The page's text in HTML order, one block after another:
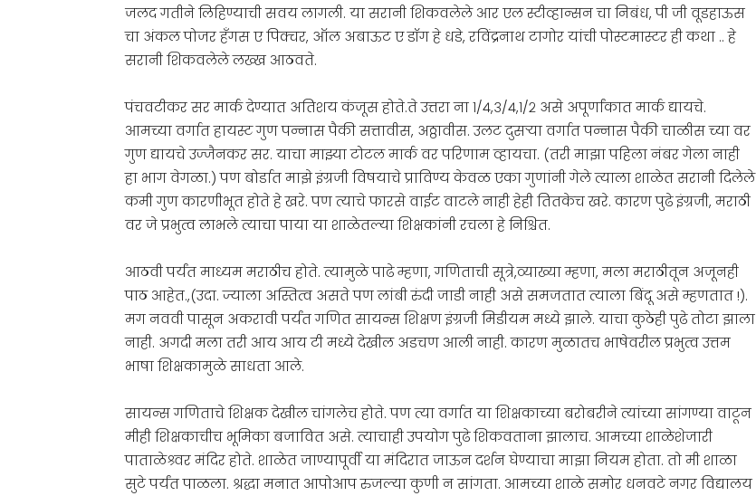
जलद गतीने लिहिण्याची सवय लागली. या सरानी शिकवलेले आर एल स्टीव्हान्सन चा निबंध, पी जी वूडहाऊस
चा अंकल पोजर हँगस ए पिक्चर, ऑल अबाऊट ए डॉग हे धडे, रविंद्रनाथ टागोर यांची पोस्टमास्टर ही कथा .. हे
सरानी शिकवलेले लख्ख आठवते.
पंचवटीकर सर मार्क देण्यात अतिशय कंजूस होते.ते उत्तरा ना १/४,३/४,१/२ असे अपूर्णांकात मार्क द्यायचे.
आमच्या वर्गात हायस्ट गुण पन्नास पैकी सत्तावीस, अठ्ठावीस. उलट दुसऱ्या वर्गात पन्नास पैकी चाळीस च्या वर
गुण द्यायचे उज्जैनकर सर. याचा माझ्या टोटल मार्क वर परिणाम व्हायचा. (तरी माझा पहिला नंबर गेला नाही
हा भाग वेगळा.) पण बोर्डात माझे इंग्रजी विषयाचे प्राविण्य केवळ एका गुणांनी गेले त्याला शाळेत सरानी दिलेले
कमी गुण कारणीभूत होते हे खरे. पण त्याचे फारसे वाईट वाटले नाही हेही तितकेच खरे. कारण पुढे इंग्रजी, मराठी
वर जे प्रभुत्व लाभले त्याचा पाया या शाळेतल्या शिक्षकांनी रचला हे निश्चित.
आठवी पर्यंत माध्यम मराठीच होते. त्यामुळे पाढे म्हणा, गणिताची सूत्रे,व्याख्या म्हणा, मला मराठीतून अजूनही
पाठ आहेत.,(उदा. ज्याला अस्तित्व असते पण लांबी रुंदी जाडी नाही असे समजतात त्याला बिंदू असे म्हणतात !).
मग नववी पासून अकरावी पर्यंत गणित सायन्स शिक्षण इंग्रजी मिडीयम मध्ये झाले. याचा कुठेही पुढे तोटा झाला
नाही. अगदी मला तरी आय आय टी मध्ये देखील अडचण आली नाही. कारण मुळातच भाषेवरील प्रभुत्व उत्तम
भाषा शिक्षकामुळे साधता आले.
सायन्स गणिताचे शिक्षक देखील चांगलेच होते. पण त्या वर्गात या शिक्षकाच्या बरोबरीने त्यांच्या सांगण्या वाटून
मीही शिक्षकाचीच भूमिका बजावित असे. त्याचाही उपयोग पुढे शिकवताना झालाच. आमच्या शाळेशेजारी
पाताळेश्र्वर मंदिर होते. शाळेत जाण्यापूर्वी या मंदिरात जाऊन दर्शन घेण्याचा माझा नियम होता. तो मी शाळा
सुटे पर्यंत पाळला. श्रद्धा मनात आपोआप रुजल्या कुणी न सांगता. आमच्या शाळे समोर धनवटे नगर विद्यालय